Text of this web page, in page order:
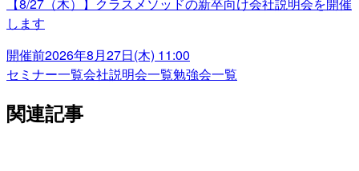
します
開催前2026年8月27日(木) 11:00
セミナー一覧会社説明会一覧勉強会一覧
関連記事